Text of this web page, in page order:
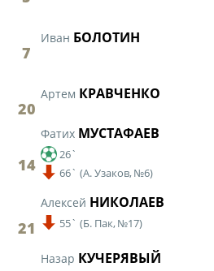
2009-2010 годов
Статистика
Команды
Игроки
Дисквалификации
7
Иван БОЛОТИН
20
Артем КРАВЧЕНКО
14
Фатих МУСТАФАЕВ
26`
66` (А. Узаков, №6)
21
Алексей НИКОЛАЕВ
55` (Б. Пак, №17)
Назар КУЧЕРЯВЫЙ